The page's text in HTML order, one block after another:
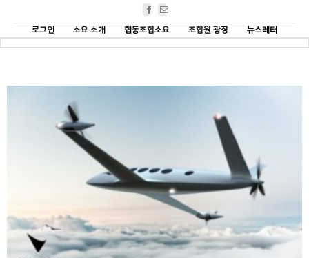
Facebook
로그인
소요 소개 협동조합소요 조합원 광장 뉴스레터